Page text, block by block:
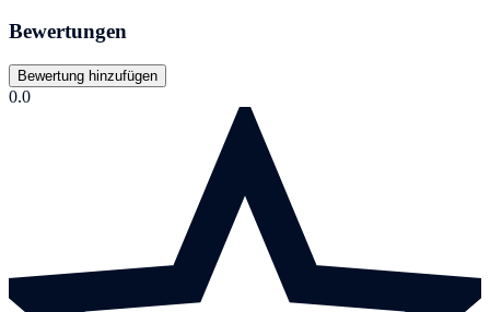
Bewertungen
Bewertung hinzufügen
0.0